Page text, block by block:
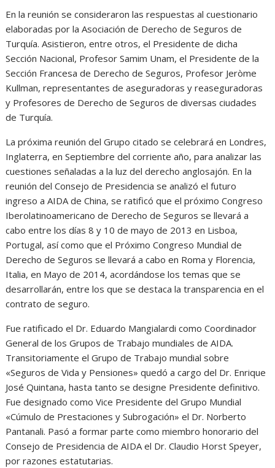
En la reunión se consideraron las respuestas al cuestionario
elaboradas por la Asociación de Derecho de Seguros de
Turquía. Asistieron, entre otros, el Presidente de dicha
Sección Nacional, Profesor Samim Unam, el Presidente de la
Sección Francesa de Derecho de Seguros, Profesor Jeròme
Kullman, representantes de aseguradoras y reaseguradoras
y Profesores de Derecho de Seguros de diversas ciudades
de Turquía.
La próxima reunión del Grupo citado se celebrará en Londres,
Inglaterra, en Septiembre del corriente año, para analizar las
cuestiones señaladas a la luz del derecho anglosajón. En la
reunión del Consejo de Presidencia se analizó el futuro
ingreso a AIDA de China, se ratificó que el próximo Congreso
Iberolatinoamericano de Derecho de Seguros se llevará a
cabo entre los días 8 y 10 de mayo de 2013 en Lisboa,
Portugal, así como que el Próximo Congreso Mundial de
Derecho de Seguros se llevará a cabo en Roma y Florencia,
Italia, en Mayo de 2014, acordándose los temas que se
desarrollarán, entre los que se destaca la transparencia en el
contrato de seguro.
Fue ratificado el Dr. Eduardo Mangialardi como Coordinador
General de los Grupos de Trabajo mundiales de AIDA.
Transitoriamente el Grupo de Trabajo mundial sobre
«Seguros de Vida y Pensiones» quedó a cargo del Dr. Enrique
José Quintana, hasta tanto se designe Presidente definitivo.
Fue designado como Vice Presidente del Grupo Mundial
«Cúmulo de Prestaciones y Subrogación» el Dr. Norberto
Pantanali. Pasó a formar parte como miembro honorario del
Consejo de Presidencia de AIDA el Dr. Claudio Horst Speyer,
por razones estatutarias.